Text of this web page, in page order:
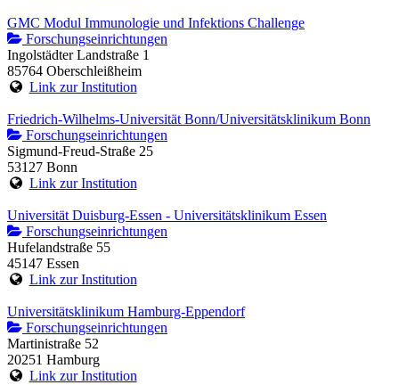
GMC Modul Immunologie und Infektions Challenge
Forschungseinrichtungen
Ingolstädter Landstraße 1
85764 Oberschleißheim
Link zur Institution
Friedrich-Wilhelms-Universität Bonn/Universitätsklinikum Bonn
Forschungseinrichtungen
Sigmund-Freud-Straße 25
53127 Bonn
Link zur Institution
Universität Duisburg-Essen - Universitätsklinikum Essen
Forschungseinrichtungen
Hufelandstraße 55
45147 Essen
Link zur Institution
Universitätsklinikum Hamburg-Eppendorf
Forschungseinrichtungen
Martinistraße 52
20251 Hamburg
Link zur Institution